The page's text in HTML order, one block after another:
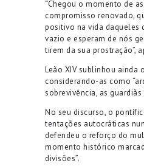
“Chegou o momento de
compromisso renovado,
positivo na vida daqueles
vazio e esperam de nós
tirem da sua prostração”,
Leão XIV sublinhou ainda
considerando-as como
sobrevivência, as guardiãs
No seu discurso, o
tentações autocráticas
defendeu o reforço do
momento histórico
divisões”.